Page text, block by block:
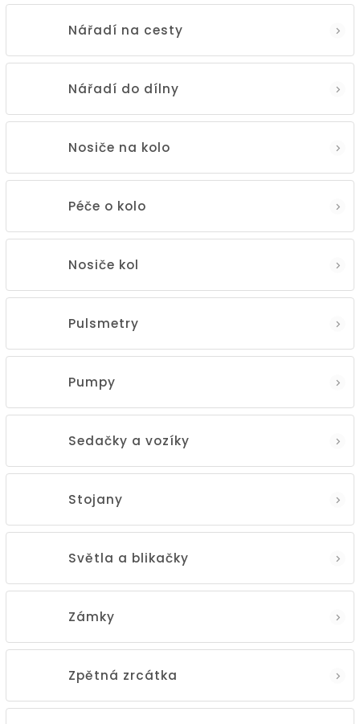
Nářadí na cesty
Nářadí do dílny
Nosiče na kolo
Péče o kolo
Nosiče kol
Pulsmetry
Pumpy
Sedačky a vozíky
Stojany
Světla a blikačky
Zámky
Zpětná zrcátka